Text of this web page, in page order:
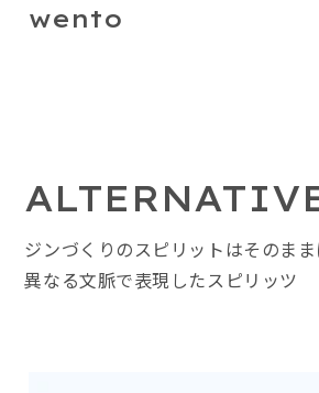
wento
ジンづくりのスピリットはそのまま
異なる文脈で表現したスピリッツ